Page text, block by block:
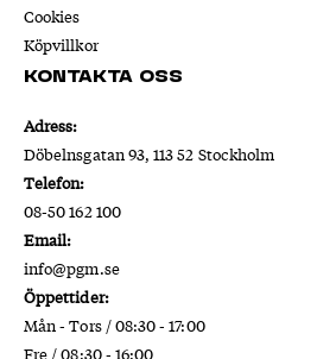
Cookies
Köpvillkor
Kontakta oss
Adress:
Döbelnsgatan 93, 113 52 Stockholm
Telefon:
08-50 162 100
Email:
info@pgm.se
Öppettider:
Mån - Tors / 08:30 - 17:00
Fre / 08:30 - 16:00